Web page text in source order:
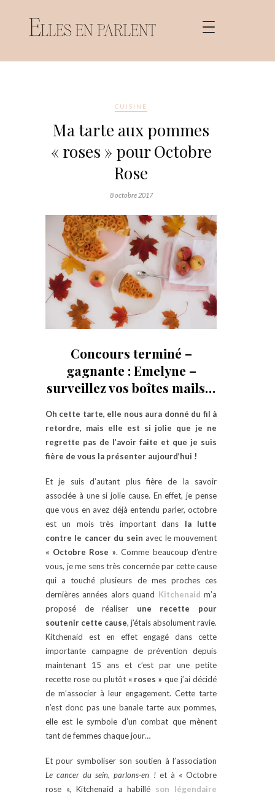
CUISINE
Ma tarte aux pommes
« roses » pour Octobre
Rose
8 octobre 2017
Concours terminé –
gagnante : Emelyne –
surveillez vos boîtes mails…
Oh cette tarte, elle nous aura donné du fil à
retordre, mais elle est si jolie que je ne
regrette pas de l’avoir faite et que je suis
fière de vous la présenter aujourd’hui !
Et je suis d’autant plus fière de la savoir
associée à une si jolie cause. En effet, je pense
que vous en avez déjà entendu parler, octobre
est un mois très important dans la lutte
contre le cancer du sein avec le mouvement
« Octobre Rose ». Comme beaucoup d’entre
vous, je me sens très concernée par cette cause
qui a touché plusieurs de mes proches ces
dernières années alors quand Kitchenaid m’a
proposé de réaliser une recette pour
soutenir cette cause, j’étais absolument ravie.
Kitchenaid est en effet engagé dans cette
importante campagne de prévention depuis
maintenant 15 ans et c’est par une petite
recette rose ou plutôt « roses » que j’ai décidé
de m’associer à leur engagement. Cette tarte
n’est donc pas une banale tarte aux pommes,
elle est le symbole d’un combat que mènent
tant de femmes chaque jour…
Et pour symboliser son soutien à l’association
Le cancer du sein, parlons-en !et à « Octobre
rose », Kitchenaid a habillé son légendaire